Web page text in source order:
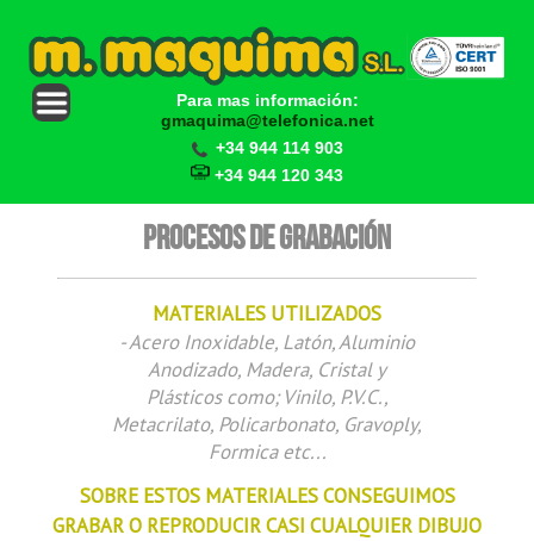
Para mas información:
gmaquima@telefonica.net
+34 944 114 903
+34 944 120 343
Procesos de Grabación
MATERIALES UTILIZADOS
- Acero Inoxidable, Latón, Aluminio
Anodizado, Madera, Cristal y
Plásticos como; Vinilo, P.V.C.,
Metacrilato, Policarbonato, Gravoply,
Formica etc...
SOBRE ESTOS MATERIALES CONSEGUIMOS
GRABAR O REPRODUCIR CASI CUALQUIER DIBUJO